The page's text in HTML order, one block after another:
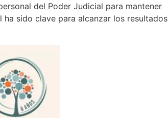
del Poder Judicial para mantener
sido clave para alcanzar los resultados